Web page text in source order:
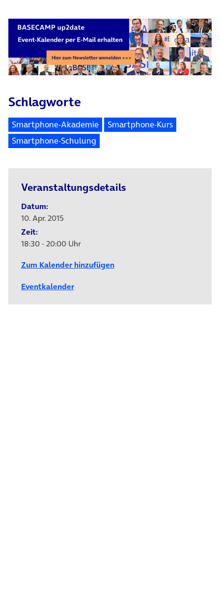
Schlagworte
Smartphone-Akademie
Smartphone-Kurs
Smartphone-Schulung
Veranstaltungsdetails
Datum:
10. Apr. 2015
Zeit:
18:30 - 20:00 Uhr
Zum Kalender hinzufügen
Eventkalender